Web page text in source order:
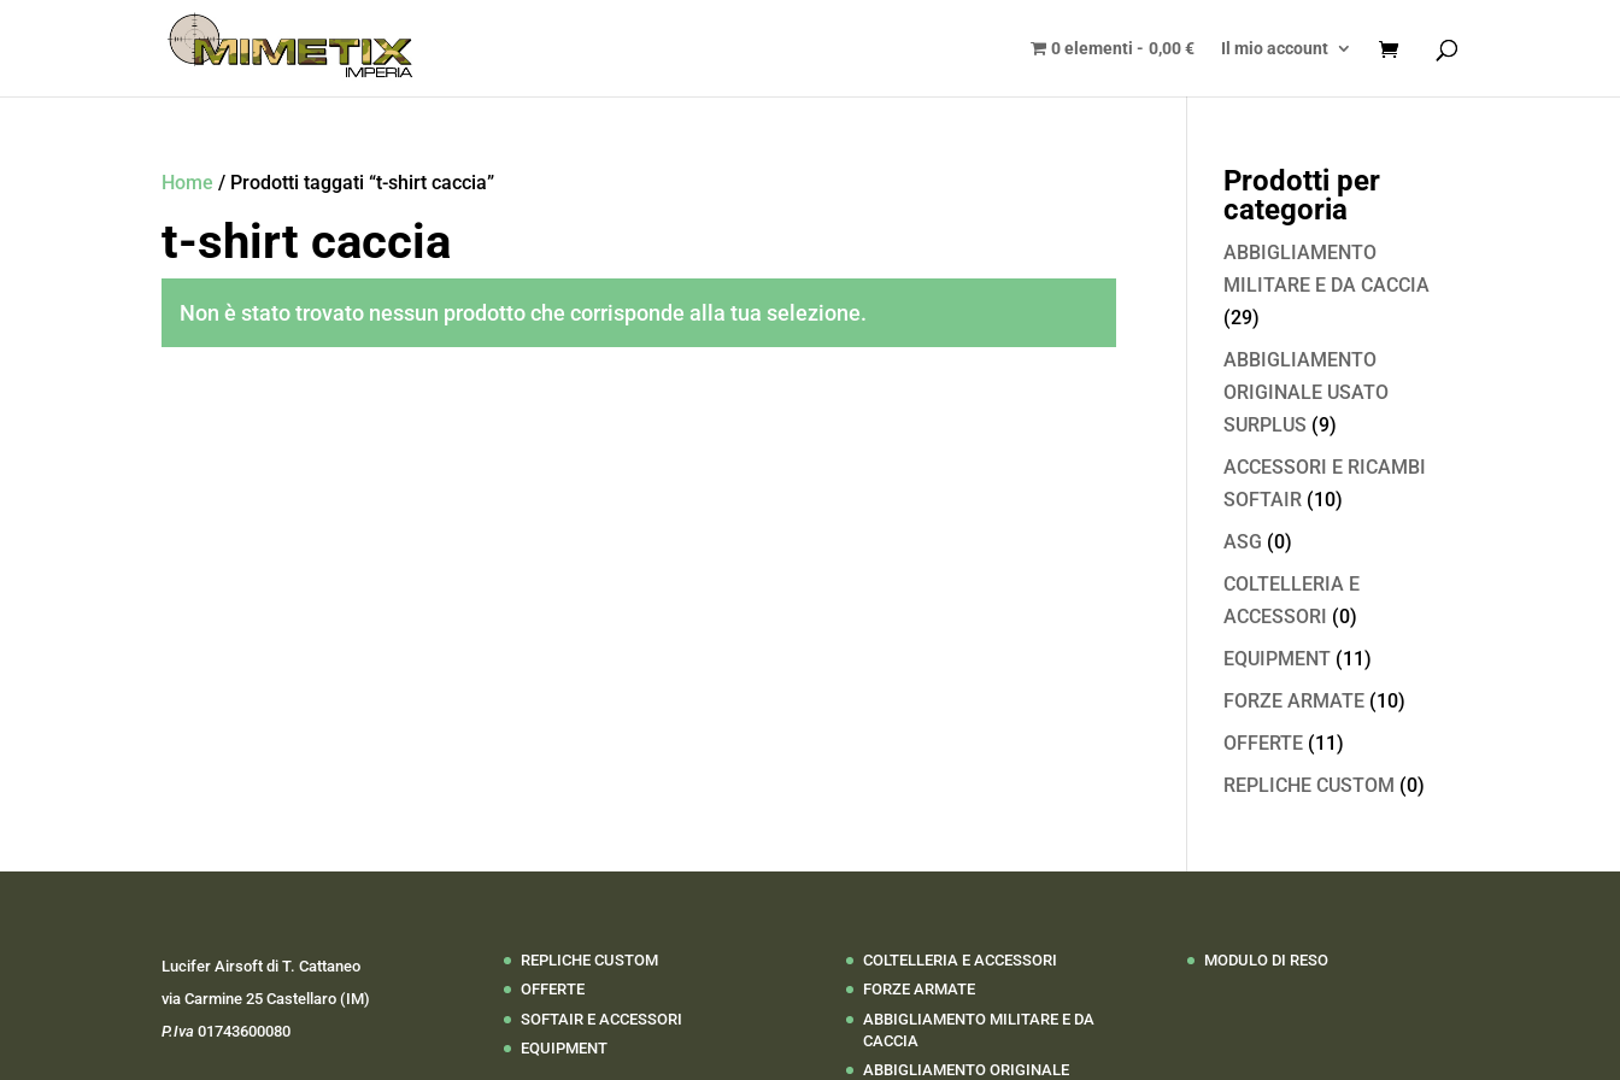
0 elementi 0,00 € Il mio account
Home / Prodotti taggati “t-shirt caccia”
t-shirt caccia
Non è stato trovato nessun prodotto che corrisponde alla tua selezione.
Prodotti per
categoria
ABBIGLIAMENTO
MILITARE E DA CACCIA
(29)
ABBIGLIAMENTO
ORIGINALE USATO
SURPLUS (9)
ACCESSORI E RICAMBI
SOFTAIR (10)
ASG (0)
COLTELLERIA E
ACCESSORI (0)
EQUIPMENT (11)
FORZE ARMATE (10)
OFFERTE (11)
REPLICHE CUSTOM (0)
Lucifer Airsoft di T. Cattaneo
via Carmine 25 Castellaro (IM)
P.Iva01743600080
REPLICHE CUSTOM
OFFERTE
SOFTAIR E ACCESSORI
EQUIPMENT
COLTELLERIA E ACCESSORI
FORZE ARMATE
ABBIGLIAMENTO MILITARE E DA
CACCIA
ABBIGLIAMENTO ORIGINALE
MODULO DI RESO